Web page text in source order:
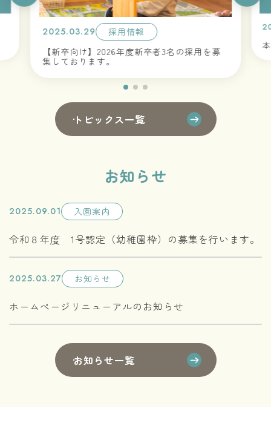
2025.03.29
採用情報
【新卒向け】2026年度新卒者3名の採用を募
集しております。
トピックス一覧
お知らせ
2025.09.01 入園案内
令和８年度 1号認定（幼稚園枠）の募集を行います。
2025.03.27 お知らせ
ホームページリニューアルのお知らせ
お知らせ一覧